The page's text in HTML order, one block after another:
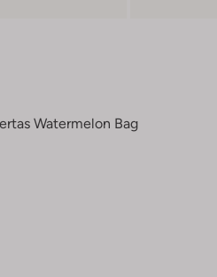
Watermelon Bag